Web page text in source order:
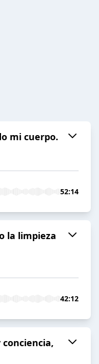
mi cuerpo.
52:14
la limpieza
42:12
conciencia,